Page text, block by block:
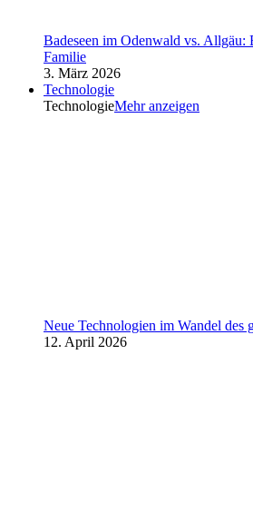
Badeseen im Odenwald vs. Allgäu:
Familie
3. März 2026
Technologie
TechnologieMehr anzeigen
Neue Technologien im Wandel des
12. April 2026